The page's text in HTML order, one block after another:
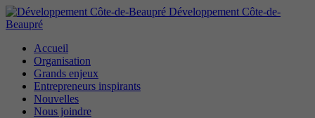
Développement Côte-de-
Beaupré
Accueil
Organisation
Grands enjeux
Entrepreneurs inspirants
Nouvelles
Nous joindre